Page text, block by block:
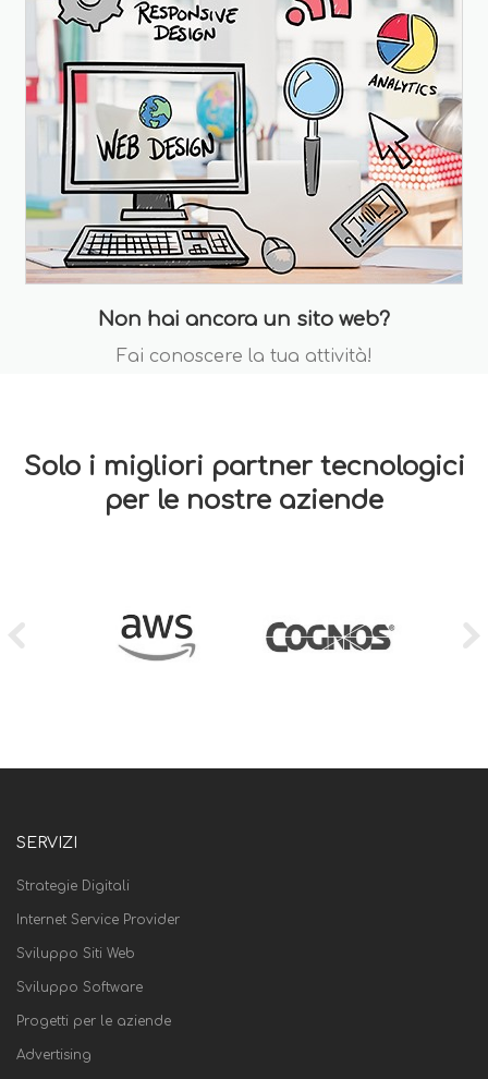
Non hai ancora un sito web?
Fai conoscere la tua attività!
Solo i migliori partner tecnologici
per le nostre aziende
SERVIZI
Strategie Digitali
Internet Service Provider
Sviluppo Siti Web
Sviluppo Software
Progetti per le aziende
Advertising